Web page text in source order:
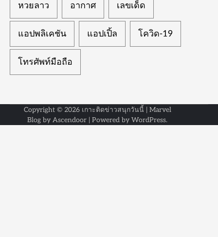
หวยลาว อากาศ เลขเด็ด
แอปพลิเคชัน แอปเปิ้ล โควิด-19
โทรศัพท์มือถือ
Copyright © 2026 เกาะติดข่าวสนุกวันนี้ | Marvel
Blog by Ascendoor | Powered by WordPress.